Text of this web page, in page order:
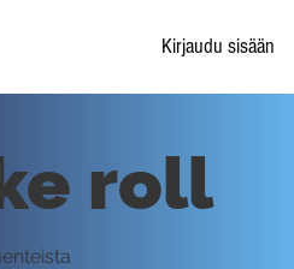
Kirjaudu sisään
roll